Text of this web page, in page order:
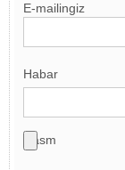
E-mailingiz
Habar
Rasm